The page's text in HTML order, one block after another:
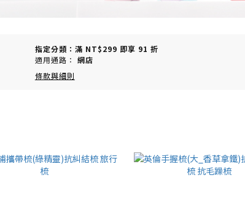
指定分類：滿 NT$299 即享 91 折
適用通路： 網店
條款與細則